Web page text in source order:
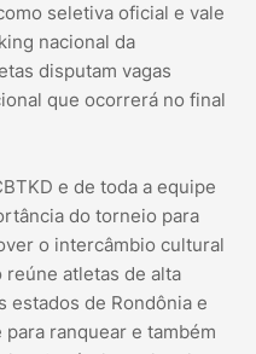
seletiva oficial e vale
nacional da
disputam vagas
que ocorrerá no final
e de toda a equipe
do torneio para
o intercâmbio cultural
atletas de alta
estados de Rondônia e
ranquear e também